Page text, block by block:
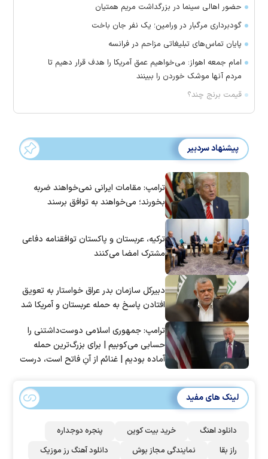
حضور اهالی سینما در بزرگداشت مریم همتیان
گودبرداری مرگبار در ورامین؛ یک نفر جان باخت
پایان تماس‌های تبلیغاتی مزاحم در فرانسه
امام جمعه اهواز: می‌خواهیم عمق آمریکا را هدف قرار دهیم تا
مردم آنها موشک خوردن را ببینند
قیمت برنج چند؟
پیشنهاد سردبیر
ترامپ: مقامات ایرانی نمی‌خواهند ضربه
بخورند؛ می‌خواهند به توافق برسند
ترکیه، عربستان و پاکستان توافقنامه دفاعی
مشترک امضا می‌کنند
دبیرکل سازمان بدر عراق خواستار به تعویق
افتادن پاسخ به حمله عربستان و آمریکا شد
ترامپ: جمهوری اسلامی دوست‌داشتنی را
حسابی می‌کوبیم | برای بزرگ‌ترین حمله
آماده بودیم | غنائم از آنِ فاتح است، درست
لینک های مفید
دانلود اهنگ خرید بیت کوین
پنجره دوجداره
راز بقا
نمایندگی مجاز بوش دانلود آهنگ رز‌ موزیک